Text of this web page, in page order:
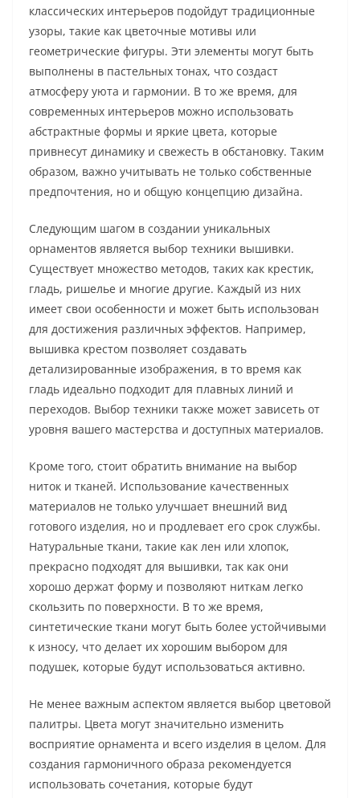
классических интерьеров подойдут традиционные
узоры, такие как цветочные мотивы или
геометрические фигуры. Эти элементы могут быть
выполнены в пастельных тонах, что создаст
атмосферу уюта и гармонии. В то же время, для
современных интерьеров можно использовать
абстрактные формы и яркие цвета, которые
привнесут динамику и свежесть в обстановку. Таким
образом, важно учитывать не только собственные
предпочтения, но и общую концепцию дизайна.
Следующим шагом в создании уникальных
орнаментов является выбор техники вышивки.
Существует множество методов, таких как крестик,
гладь, ришелье и многие другие. Каждый из них
имеет свои особенности и может быть использован
для достижения различных эффектов. Например,
вышивка крестом позволяет создавать
детализированные изображения, в то время как
гладь идеально подходит для плавных линий и
переходов. Выбор техники также может зависеть от
уровня вашего мастерства и доступных материалов.
Кроме того, стоит обратить внимание на выбор
ниток и тканей. Использование качественных
материалов не только улучшает внешний вид
готового изделия, но и продлевает его срок службы.
Натуральные ткани, такие как лен или хлопок,
прекрасно подходят для вышивки, так как они
хорошо держат форму и позволяют ниткам легко
скользить по поверхности. В то же время,
синтетические ткани могут быть более устойчивыми
к износу, что делает их хорошим выбором для
подушек, которые будут использоваться активно.
Не менее важным аспектом является выбор цветовой
палитры. Цвета могут значительно изменить
восприятие орнамента и всего изделия в целом. Для
создания гармоничного образа рекомендуется
использовать сочетания, которые будут